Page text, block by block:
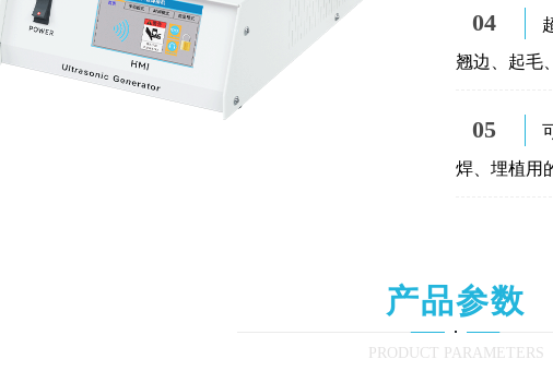
04
翘边、起毛
05
焊、埋植用
产品参数
PRODUCT PARAMETERS